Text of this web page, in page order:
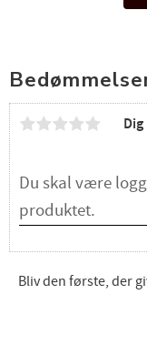
Dig
Bliv den første, der